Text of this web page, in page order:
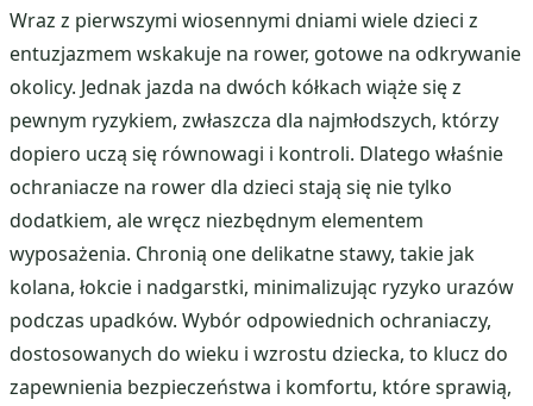
Wraz z pierwszymi wiosennymi dniami wiele dzieci z
entuzjazmem wskakuje na rower, gotowe na odkrywanie
okolicy. Jednak jazda na dwóch kółkach wiąże się z
pewnym ryzykiem, zwłaszcza dla najmłodszych, którzy
dopiero uczą się równowagi i kontroli. Dlatego właśnie
ochraniacze na rower dla dzieci stają się nie tylko
dodatkiem, ale wręcz niezbędnym elementem
wyposażenia. Chronią one delikatne stawy, takie jak
kolana, łokcie i nadgarstki, minimalizując ryzyko urazów
podczas upadków. Wybór odpowiednich ochraniaczy,
dostosowanych do wieku i wzrostu dziecka, to klucz do
zapewnienia bezpieczeństwa i komfortu, które sprawią,